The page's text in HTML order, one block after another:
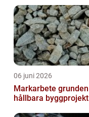
06 juni 2026
Markarbete grunden för
hållbara byggprojekt